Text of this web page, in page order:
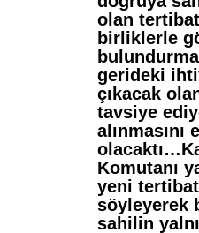
olan
birliklerle
gerideki
çıkacak
tavsiye
Komutanı
yeni
söyleyerek
sahilin